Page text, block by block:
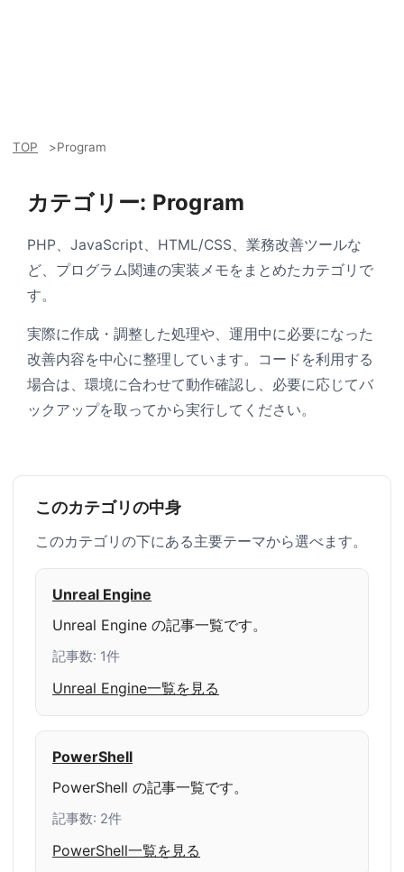
TOP Program
カテゴリー: Program
PHP、JavaScript、HTML/CSS、業務改善ツールな
ど、プログラム関連の実装メモをまとめたカテゴリで
す。
実際に作成・調整した処理や、運用中に必要になった
改善内容を中心に整理しています。コードを利用する
場合は、環境に合わせて動作確認し、必要に応じてバ
ックアップを取ってから実行してください。
このカテゴリの中身
このカテゴリの下にある主要テーマから選べます。
Unreal Engine
Unreal Engine の記事一覧です。
記事数: 1件
Unreal Engine一覧を見る
PowerShell
PowerShell の記事一覧です。
記事数: 2件
PowerShell一覧を見る